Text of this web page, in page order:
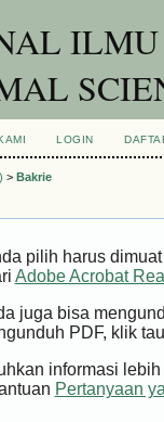
LOGIN
> Bakrie
pilih harus
Adobe Acrobat
juga bisa
PDF, klik
informasi
Pertanyaan